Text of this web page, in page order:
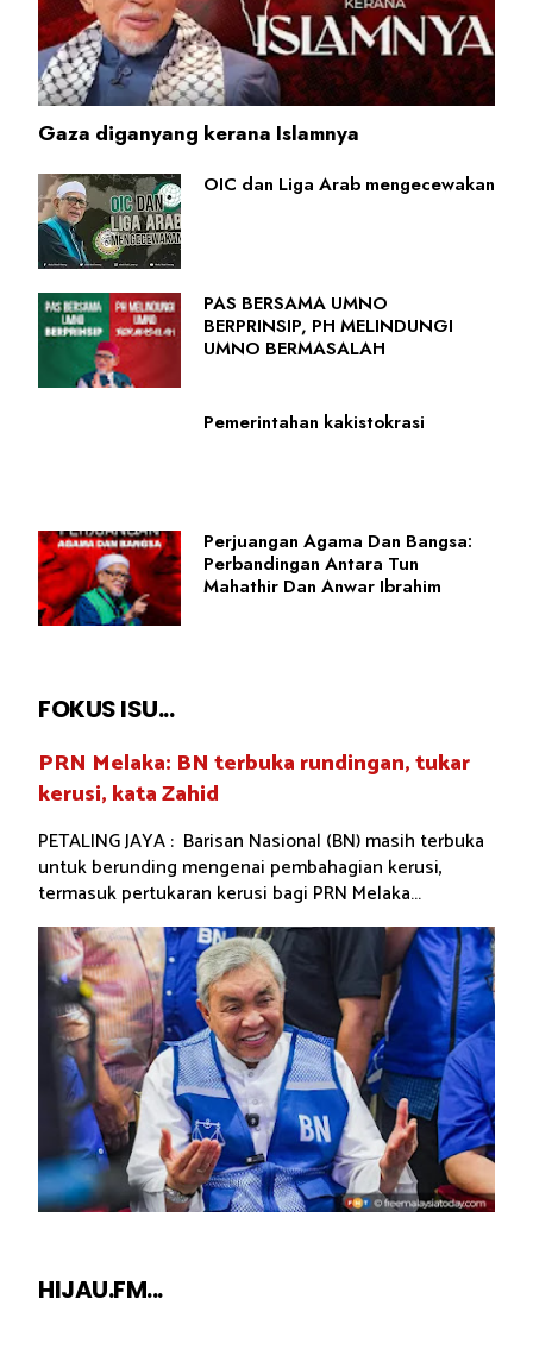
Gaza diganyang kerana Islamnya
OIC dan Liga Arab mengecewakan
PAS BERSAMA UMNO
BERPRINSIP, PH MELINDUNGI
UMNO BERMASALAH
Pemerintahan kakistokrasi
Perjuangan Agama Dan Bangsa:
Perbandingan Antara Tun
Mahathir Dan Anwar Ibrahim
FOKUS ISU...
PRN Melaka: BN terbuka rundingan, tukar
kerusi, kata Zahid
PETALING JAYA : Barisan Nasional (BN) masih terbuka
untuk berunding mengenai pembahagian kerusi,
termasuk pertukaran kerusi bagi PRN Melaka...
HIJAU.FM...